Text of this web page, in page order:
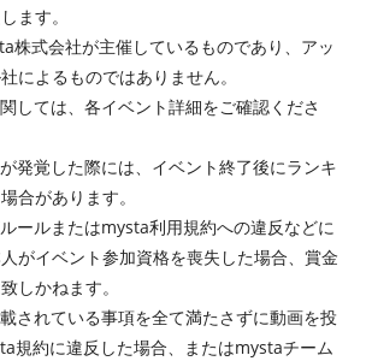
ます。
株式会社が主催しているものであり、アッ
によるものではありません。
しては、各イベント詳細をご確認くださ
発覚した際には、イベント終了後にランキ
合があります。
ールまたはmysta利用規約への違反などに
がイベント参加資格を喪失した場合、賞金
しかねます。
されている事項を全て満たさずに動画を投
規約に違反した場合、またはmystaチーム